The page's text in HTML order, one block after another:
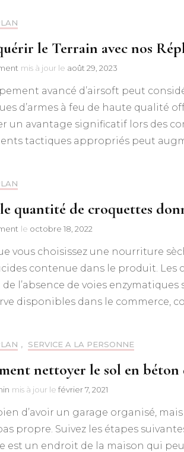
le Terrain avec nos
mis à jour le août 29, 2023
avancé d’airsoft peut
d’armes à feu de haute qualité
un avantage significatif lors des
tactiques appropriés peut
quantité de croquettes
le octobre 18, 2022
vous choisissez une nourriture
contenue dans le produit.
de l’absence de voies
disponibles dans le commerce,
, SERVICE A LA PERSONNE
nettoyer le sol en
mis à jour le février 7, 2021
d’avoir un garage organisé,
propre. Suivez les étapes
est un endroit de la maison qui